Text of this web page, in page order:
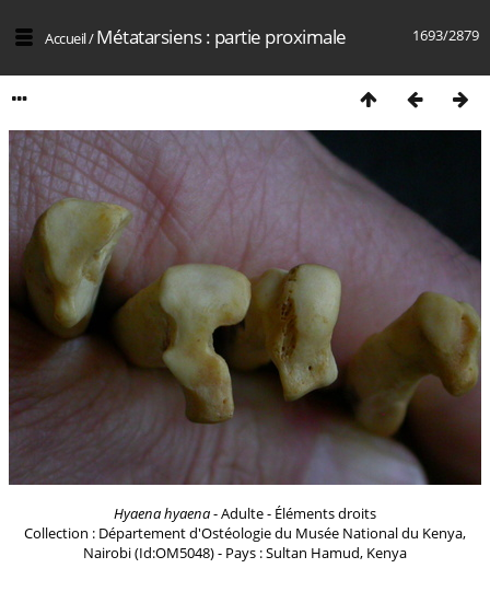
1693/2879
Accueil/Métatarsiens : partie proximale
Hyaena hyaena- Adulte - Éléments droits
Collection : Département d'Ostéologie du Musée National du Kenya,
Nairobi (Id:OM5048) - Pays : Sultan Hamud, Kenya